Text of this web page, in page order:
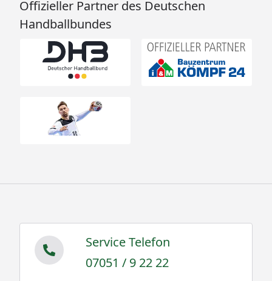
Offizieller Partner des Deutschen
Handballbundes
Service Telefon
07051 / 9 22 22